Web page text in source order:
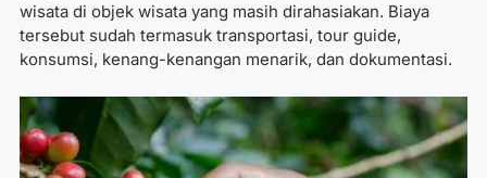
wisata di objek wisata yang masih dirahasiakan. Biaya
tersebut sudah termasuk transportasi, tour guide,
konsumsi, kenang-kenangan menarik, dan dokumentasi.